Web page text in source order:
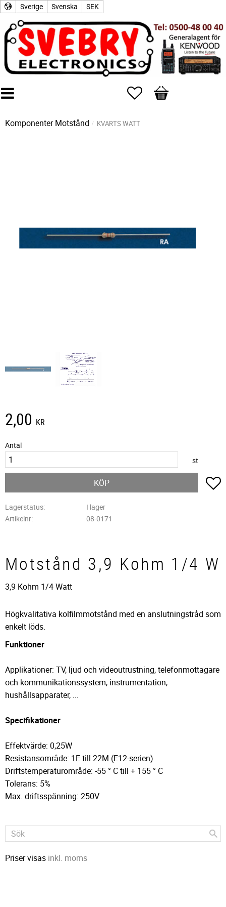
Sverige Svenska SEK
Favoriter
Kundvagn
Komponenter Motstånd KVARTS WATT
2,00 KR
Antal
st
KÖP
Lagerstatus
I lager
Artikelnr
08-0171
Motstånd 3,9 Kohm 1/4 W
3,9 Kohm 1/4 Watt
Högkvalitativa kolfilmmotstånd med en anslutningstråd som
enkelt löds.
Funktioner
Applikationer: TV, ljud och videoutrustning, telefonmottagare
och kommunikationssystem, instrumentation,
hushållsapparater, ...
Specifikationer
Effektvärde: 0,25W
Resistansområde: 1E till 22M (E12-serien)
Driftstemperaturområde: -55 ° C till + 155 ° C
Tolerans: 5%
Max. driftsspänning: 250V
Priser visas inkl. moms